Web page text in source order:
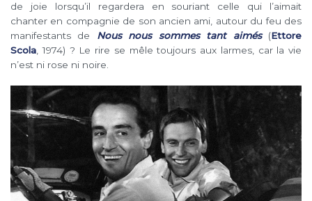
de joie lorsqu’il regardera en souriant celle qui l’aimait
chanter en compagnie de son ancien ami, autour du feu des
manifestants de Nous nous sommes tant aimés(Ettore
Scola , 1974) ? Le rire se mêle toujours aux larmes, car la vie
n’est ni rose ni noire.